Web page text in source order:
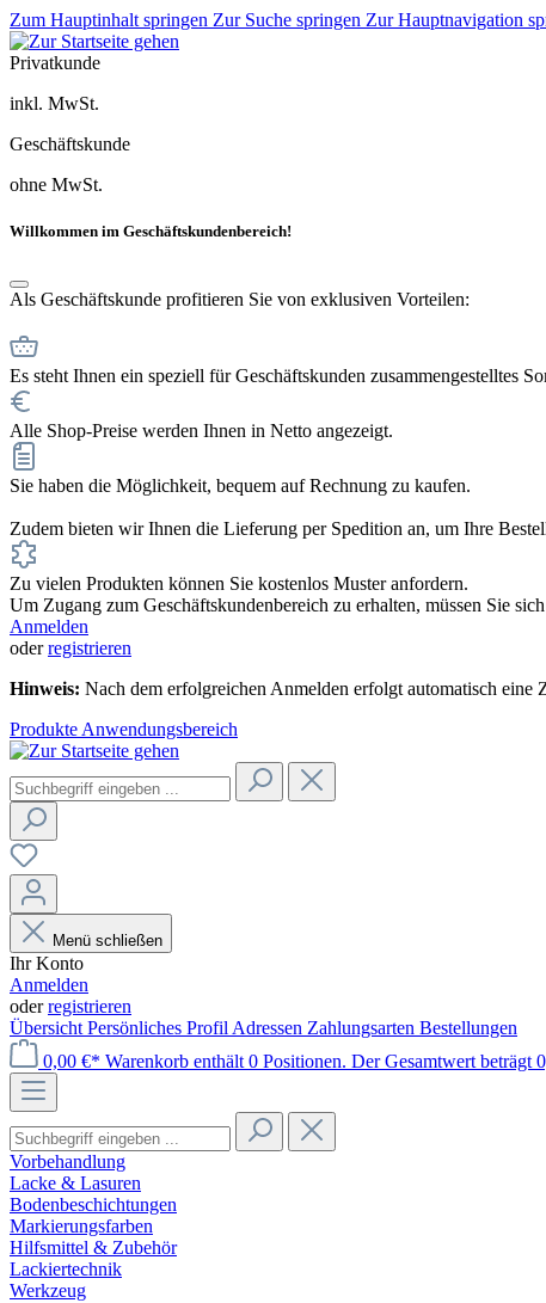
Zum Hauptinhalt springen Zur Suche springen Zur Hauptnavigation
Privatkunde
inkl. MwSt.
Geschäftskunde
ohne MwSt.
Willkommen im Geschäftskundenbereich!
Als Geschäftskunde profitieren Sie von exklusiven Vorteilen:
Es steht Ihnen ein speziell für Geschäftskunden zusammengestelltes
Alle Shop-Preise werden Ihnen in Netto angezeigt.
Sie haben die Möglichkeit, bequem auf Rechnung zu kaufen.
Zudem bieten wir Ihnen die Lieferung per Spedition an, um Ihre
Zu vielen Produkten können Sie kostenlos Muster anfordern.
Um Zugang zum Geschäftskundenbereich zu erhalten, müssen Sie
Anmelden
oderregistrieren
Hinweis: Nach dem erfolgreichen Anmelden erfolgt automatisch
Produkte Anwendungsbereich
Menü schließen
Ihr Konto
Anmelden
oderregistrieren
Übersicht Persönliches Profil Adressen Zahlungsarten Bestellungen
0,00 €* Warenkorb enthält 0 Positionen. Der Gesamtwert beträgt
Vorbehandlung
Lacke & Lasuren
Bodenbeschichtungen
Markierungsfarben
Hilfsmittel & Zubehör
Lackiertechnik
Werkzeug